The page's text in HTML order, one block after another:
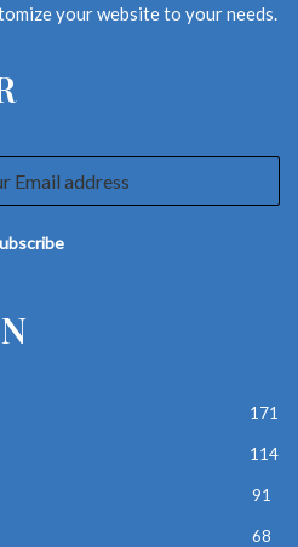
your website to your needs.
171
114
91
68